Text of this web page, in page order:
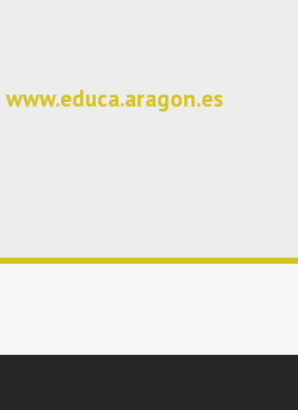
www.educa.aragon.es